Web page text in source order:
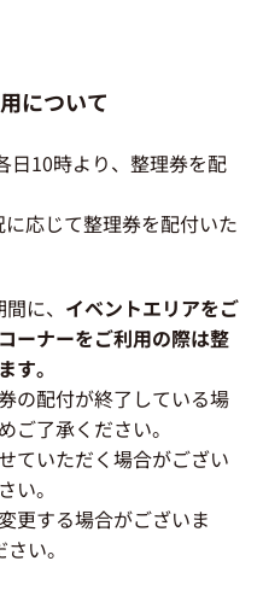
について
日10時より、整理券を配
に応じて整理券を配付いた
に、 イベントエリアをご
ーナーをご利用の際は整
す。
の配付が終了している場
ご了承ください。
ていただく場合がござい
い。
更する場合がございま
い。